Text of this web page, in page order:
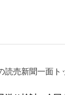
売新聞一面ト